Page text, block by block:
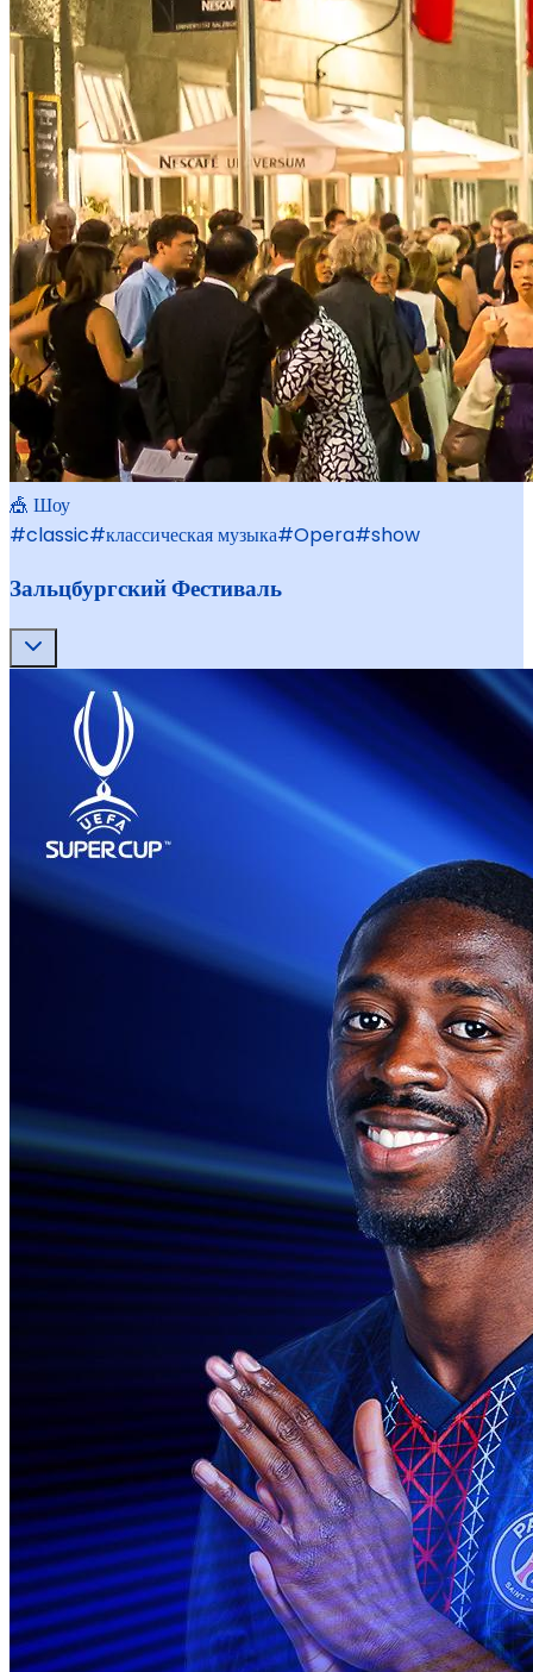
🎪 Шоу
#classic#классическая музыка#Opera#show
Зальцбургский Фестиваль